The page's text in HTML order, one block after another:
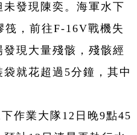
發現陳奕。海軍水下
筏，前往F-16V戰機失
現大量殘骸，殘骸經
就花超過5分鐘，其中
作業大隊12日晚9點45